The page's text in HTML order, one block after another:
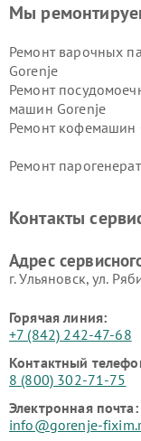
Мы
Ремонт варочных
Gorenje
Ремонт
машин Gorenje
Ремонт кофемашин
Ремонт
Контакты
Адрес
г. Ульяновск, ул.
Горячая линия:
+7 (842) 242-47-68
Контактный
8 (800) 302-71-75
Электронная почта:
info@gorenje-